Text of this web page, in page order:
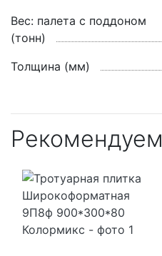
Вес: палета с поддоном
(тонн)
Толщина (мм)
Рекомендуем